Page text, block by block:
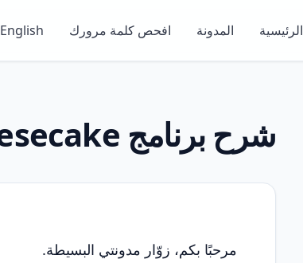
الرئيسية المدونة افحص كلمة مرورك English
شرح برنامج Tweesecake
مرحبًا بكم، زوّار مدونتي البسيطة.